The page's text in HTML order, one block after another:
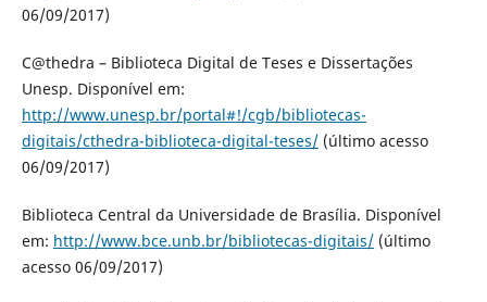
06/09/2017)
C@thedra – Biblioteca Digital de Teses e Dissertações
Unesp. Disponível em:
http://www.unesp.br/portal#!/cgb/bibliotecas-
digitais/cthedra-biblioteca-digital-teses/(último acesso
06/09/2017)
Biblioteca Central da Universidade de Brasília. Disponível
em: http://www.bce.unb.br/bibliotecas-digitais/(último
acesso 06/09/2017)